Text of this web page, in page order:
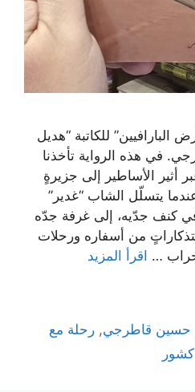
البارافيين” للكاتبة “هديل
في هذه الرواية تأخذنا
أثير الأساطير إلى جزيرةٍ
يتسلّل الشاب “غدير”
في كنف جدّيه، إلى غرفة جدّه
من أسفاره ورحلات
… اقرأ المزيد
حسين قاطرجي,رحلة مع